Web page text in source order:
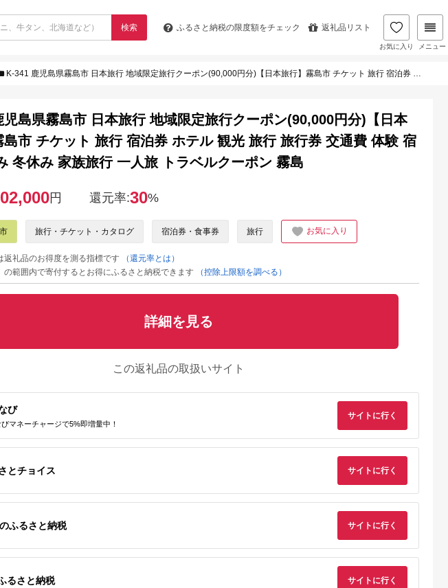
検索 ふるさと納税の限度額をチェック 返礼品リスト
お気に入り メニュー
K-341 鹿児島県霧島市 日本旅行 地域限定旅行クーポン(90,000円分)【日本旅行】霧島市 チケット 旅行 宿泊券 ホテル 観光 旅行 旅行券 交通費 体験 宿泊 夏休み 冬休み 家族旅行 一人旅 トラベルクーポン 霧島
【ふるさと納税】迷っ
券 （6千円分）
あしずり温泉郷 共通
【ふるさと納税】【糸
桐生カントリークラブ
長野県 軽井沢町
【ふるさと納税】軽
(300,000円分) 宿泊
半ほど頂戴します。
児島県霧島市 日本旅行 地域限定旅行クーポン(90,000円分)【日本
島市 チケット 旅行 宿泊券 ホテル 観光 旅行 旅行券 交通費 体験 宿
冬休み 家族旅行 一人旅 トラベルクーポン 霧島
円 還元率:30%
旅行・チケット・カタログ 宿泊券・食事券 旅行 お気に入り
礼品のお得度を測る指標です
（還元率とは）
範囲内で寄付するとお得にふるさと納税できます
（控除上限額を調べる）
詳細を見る
この返礼品の取扱いサイト
び
マネーチャージで5%即増量中！
サイトに行く
とチョイス サイトに行く
ふるさと納税 サイトに行く
るさと納税 サイトに行く